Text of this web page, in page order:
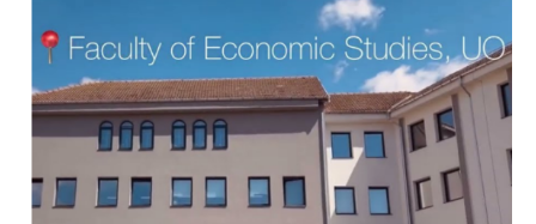
proiecte